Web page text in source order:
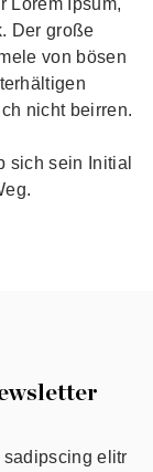
Der große
von bösen
nicht beirren.
sich sein Initial
sadipscing elitr